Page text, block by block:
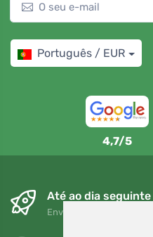
Português / EUR
4,7/5
Até ao dia
Envio gratuito para